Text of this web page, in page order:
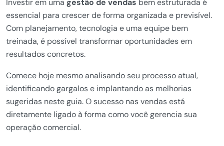
Investir em uma gestão de vendas bem estruturada é
essencial para crescer de forma organizada e previsível.
Com planejamento, tecnologia e uma equipe bem
treinada, é possível transformar oportunidades em
resultados concretos.
Comece hoje mesmo analisando seu processo atual,
identificando gargalos e implantando as melhorias
sugeridas neste guia. O sucesso nas vendas está
diretamente ligado à forma como você gerencia sua
operação comercial.